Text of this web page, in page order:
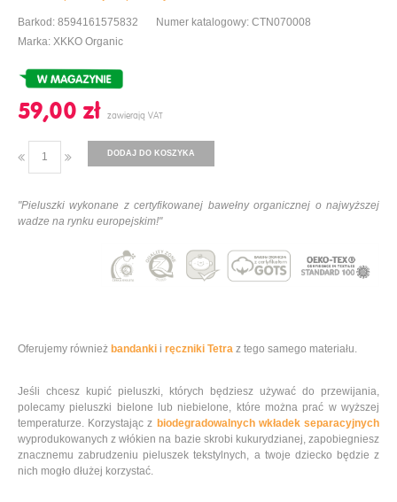
Barkod: 8594161575832
Numer katalogowy: CTN070008
Marka: XKKO Organic
59,00 ‎zł
DODAJ DO KOSZYKA
"Pieluszki wykonane z certyfikowanej bawełny organicznej o najwyższej
wadze na rynku europejskim!"
Oferujemy również bandanki i ręczniki Tetra z tego samego materiału.
Jeśli chcesz kupić pieluszki, których będziesz używać do przewijania,
polecamy pieluszki bielone lub niebielone, które można prać w wyższej
temperaturze. Korzystając z biodegradowalnych wkładek separacyjnych
wyprodukowanych z włókien na bazie skrobi kukurydzianej, zapobiegniesz
znacznemu zabrudzeniu pieluszek tekstylnych, a twoje dziecko będzie z
nich mogło dłużej korzystać.